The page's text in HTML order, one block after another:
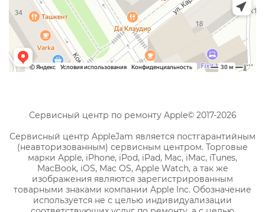
Сервисный центр по ремонту Apple© 2017-2026
Сервисный центр AppleJam является постгарантийным
(неавторизованным) сервисным центром. Торговые
марки Apple, iPhone, iPod, iPad, Mac, iMac, iTunes,
MacBook, iOS, Mac OS, Apple Watch, а так же
изображения являются зарегистрированным
товарными знаками компании Apple Inc. Обозначение
используется не с целью индивидуализации